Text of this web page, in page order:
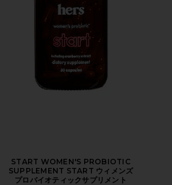
START WOMEN'S PROBIOTIC
SUPPLEMENT START ウィメンズ
プロバイオティックサプリメント